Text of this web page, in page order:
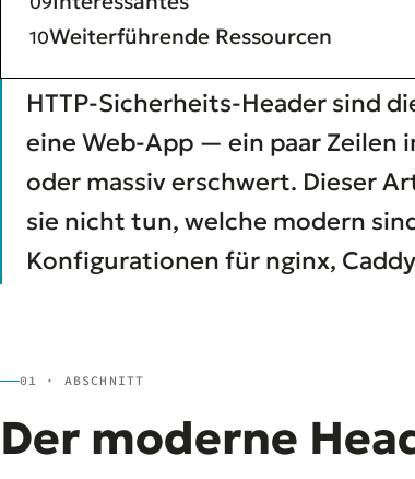
Weiterführende Ressourcen
HTTP-Sicherheits-Header sind
eine Web-App — ein paar Zeilen
oder massiv erschwert. Dieser
sie nicht tun, welche modern
Konfigurationen für nginx,
01 · ABSCHNITT
Der moderne